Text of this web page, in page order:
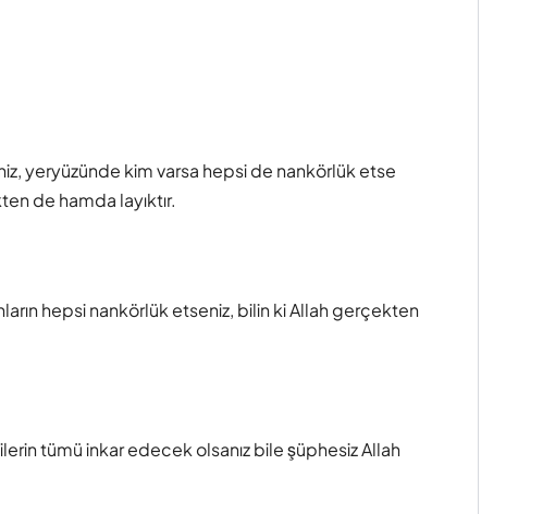
yeryüzünde kim varsa hepsi de nankörlük etse
de hamda layıktır.
hepsi nankörlük etseniz, bilin ki Allah gerçekten
tümü inkar edecek olsanız bile şüphesiz Allah